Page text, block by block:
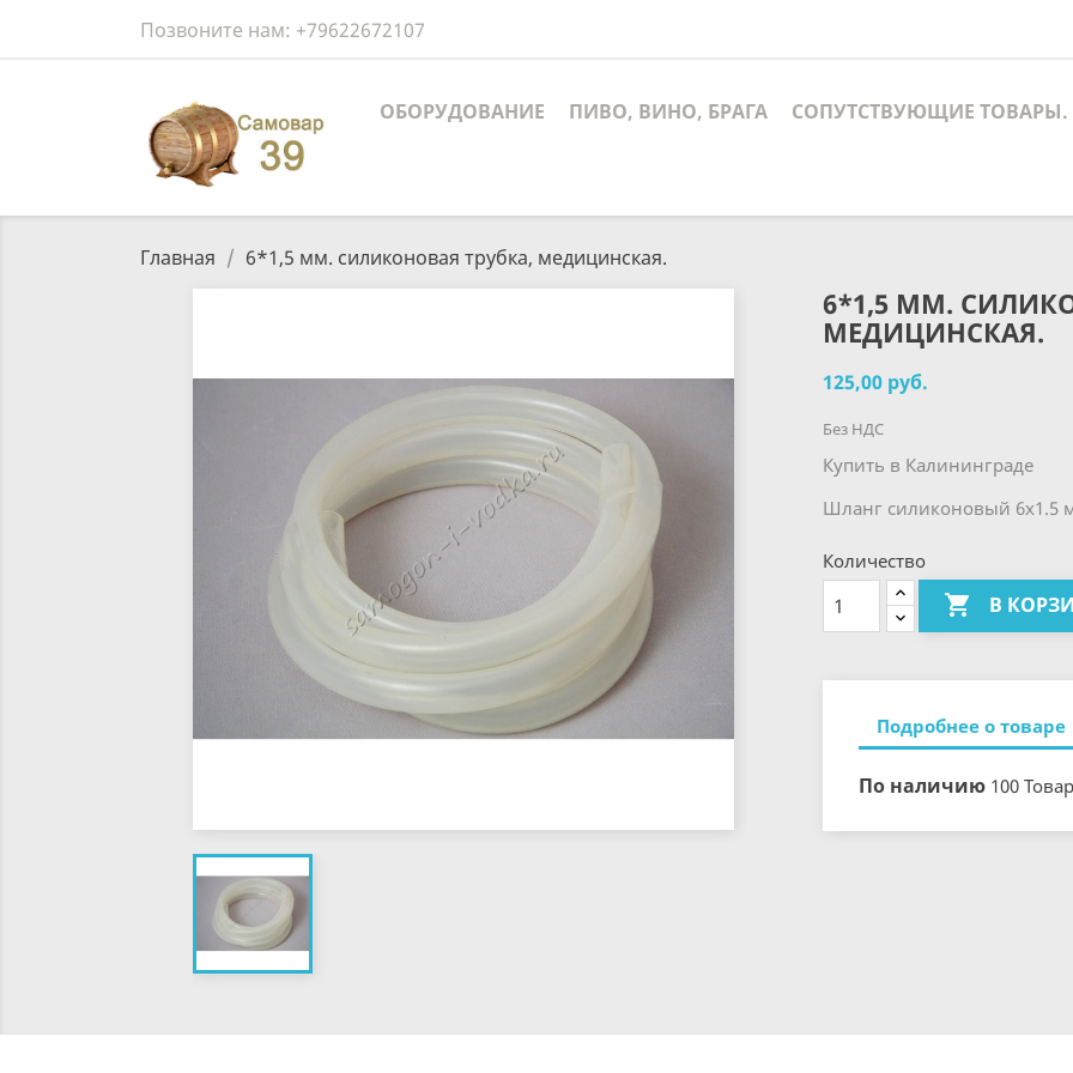
Позвоните нам: +79622672107
ОБОРУДОВАНИЕ ПИВО, ВИНО, БРАГА СОПУТСТВУЮЩИЕ ТОВАРЫ.
Главная 6*1,5 мм. силиконовая трубка, медицинская.
6*1,5 ММ.
МЕДИЦИНСКАЯ.
125,00 руб.
Без НДС
Купить в Калининграде
Шланг силиконовый 6х1.5
Количество
 В
Подробнее о товаре
По наличию 100